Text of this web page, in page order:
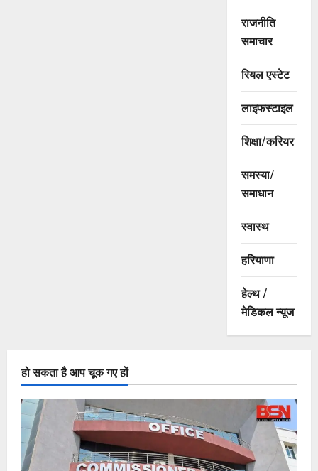
राजनीति
समाचार
रियल एस्टेट
लाइफस्टाइल
शिक्षा/करियर
समस्या/
समाधान
स्वास्थ
हरियाणा
हेल्थ /
मेडिकल न्यूज
हो सकता है आप चूक गए हों